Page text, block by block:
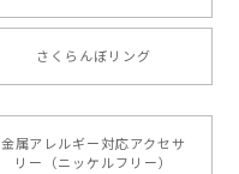
さくらんぼリング
金属アレルギー対応アクセサ
リー（ニッケルフリー）